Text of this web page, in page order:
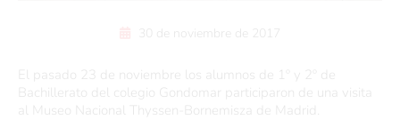
30 de noviembre de 2017
El pasado 23 de noviembre los alumnos de 1º y 2º de
Bachillerato del colegio Gondomar participaron de una visita
al Museo Nacional Thyssen-Bornemisza de Madrid.